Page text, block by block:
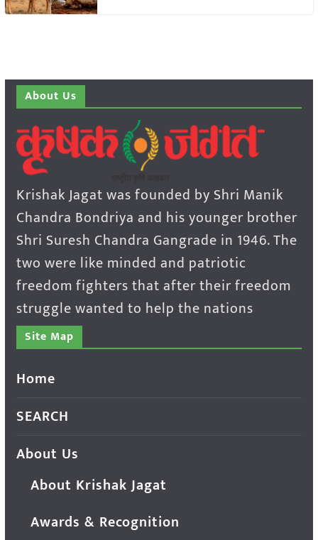
About Us
Krishak Jagat was founded by Shri Manik
Chandra Bondriya and his younger brother
Shri Suresh Chandra Gangrade in 1946. The
two were like minded and patriotic
freedom fighters that after their freedom
struggle wanted to help the nations
Site Map
Home
SEARCH
About Us
About Krishak Jagat
Awards & Recognition